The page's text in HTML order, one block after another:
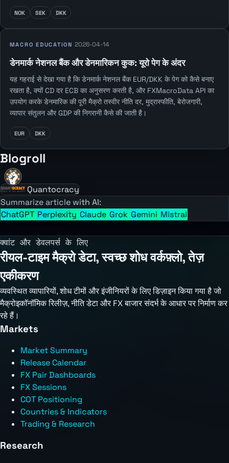
NOK SEK DKK
MACRO EDUCATION 2026-04-14
डेनमार्क नेशनल बैंक और डेनमारिकन कुक: यूरो पेग के अंदर
यह गहराई से देखा गया है कि डेनमार्क नेशनल बैंक EUR/DKK के पेग को कैसे बनाए
रखता है, क्यों CD दर ECB का अनुसरण करती है, और FXMacroData API का
उपयोग करके डेनमारिक की पूरी मैक्रो तस्वीर नीति दर, मुद्रास्फीति, बेरोजगारी,
व्यापार संतुलन और GDP की निगरानी कैसे की जाती है।
EUR DKK
Blogroll
Quantocracy
Summarize article with AI:
ChatGPT Perplexity Claude Grok Gemini Mistral
क्वांट और डेवलपर्स के लिए
रीयल-टाइम मैक्रो डेटा, स्वच्छ शोध वर्कफ़्लो, तेज़
एकीकरण
व्यवस्थित व्यापारियों, शोध टीमों और इंजीनियरों के लिए डिज़ाइन किया गया है जो
मैक्रोइकॉनॉमिक रिलीज़, नीति डेटा और FX बाजार संदर्भ के आधार पर निर्माण कर
रहे हैं।
Markets
Market Summary
Release Calendar
FX Pair Dashboards
FX Sessions
COT Positioning
Countries & Indicators
Trading & Research
Research